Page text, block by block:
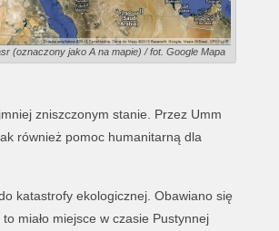
(oznaczony jako A na mapie) / fot. Google Mapa
zniszczonym stanie. Przez Umm
również pomoc humanitarną dla
katastrofy ekologicznej. Obawiano się
miało miejsce w czasie Pustynnej